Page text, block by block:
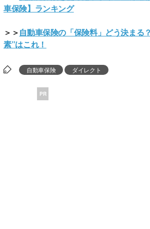
車保険】ランキング
＞＞自動車保険の「保険料」どう決ま
素”はこれ！
自動車保険 ダイレクト
PR